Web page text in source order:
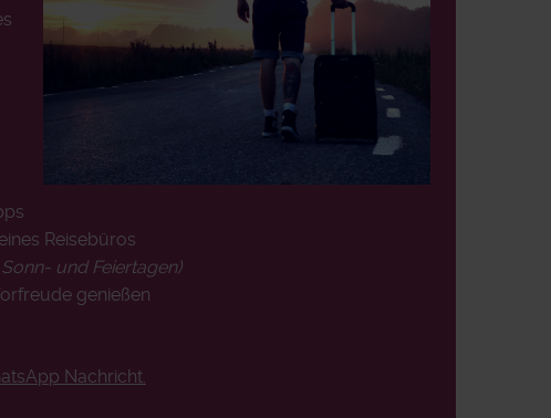
Reisebüros
und Feiertagen)
genießen
Nachricht.